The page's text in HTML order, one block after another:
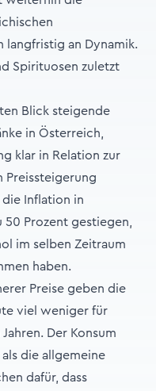
langfristig an Dynamik.
Spirituosen zuletzt
Blick steigende
in Österreich,
klar in Relation zur
Preissteigerung
Inflation in
Prozent gestiegen,
im selben Zeitraum
haben.
Preise geben die
viel weniger für
Der Konsum
die allgemeine
dafür, dass